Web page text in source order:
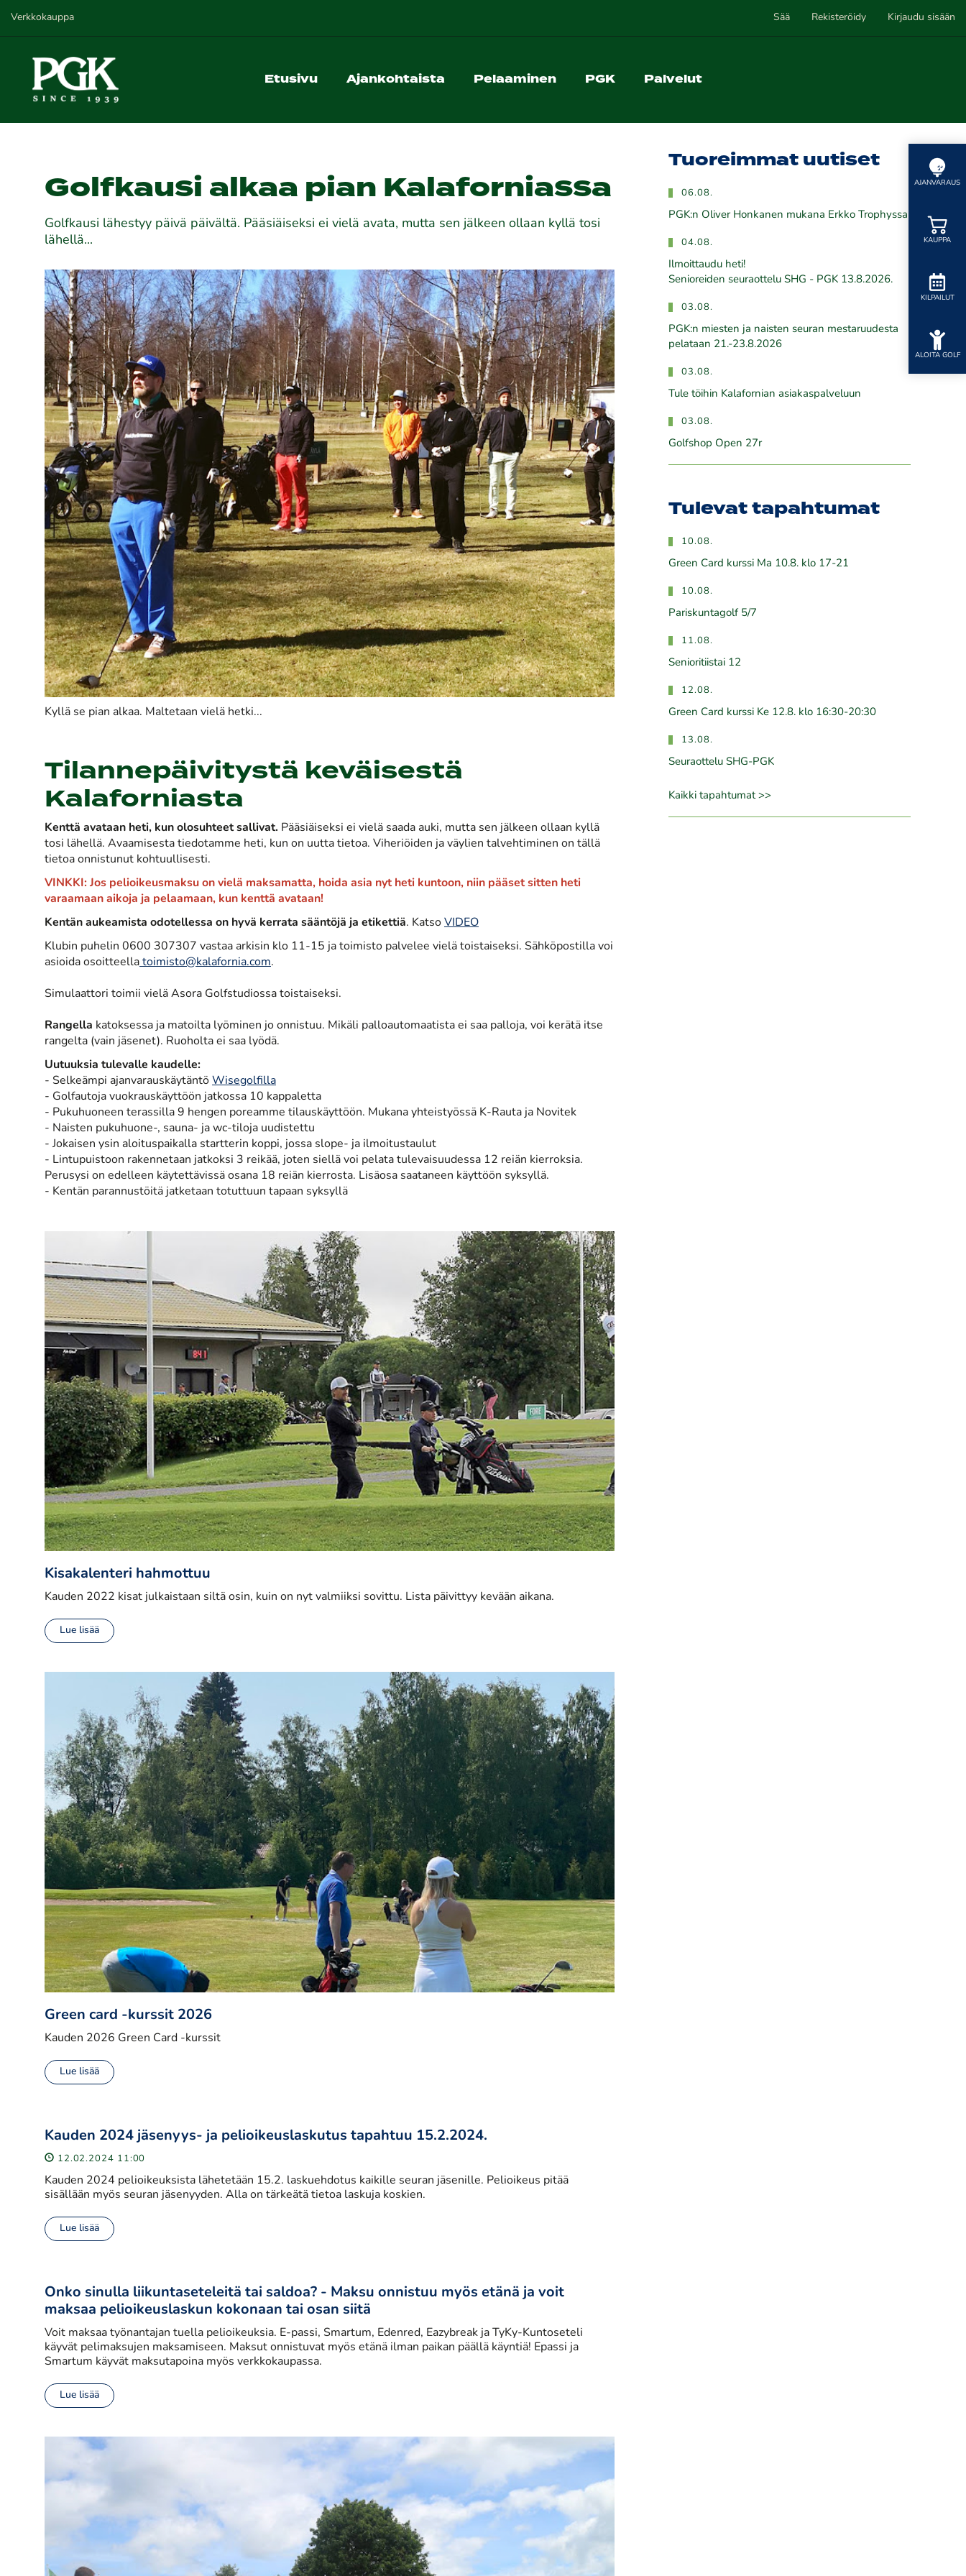
Verkkokauppa Sää Rekisteröidy Kirjaudu sisään
Etusivu Ajankohtaista Pelaaminen PGK Palvelut
AJANVARAUS
KAUPPA
KILPAILUT
ALOITA GOLF
Golfkausi alkaa pian Kalaforniassa
Golfkausi lähestyy päivä päivältä. Pääsiäiseksi ei vielä avata, mutta sen jälkeen ollaan kyllä tosi
lähellä...
Kyllä se pian alkaa. Maltetaan vielä hetki...
Tilannepäivitystä keväisestä
Kalaforniasta
Kenttä avataan heti, kun olosuhteet sallivat. Pääsiäiseksi ei vielä saada auki, mutta sen jälkeen ollaan kyllä
tosi lähellä. Avaamisesta tiedotamme heti, kun on uutta tietoa. Viheriöiden ja väylien talvehtiminen on tällä
tietoa onnistunut kohtuullisesti.
VINKKI: Jos pelioikeusmaksu on vielä maksamatta, hoida asia nyt heti kuntoon, niin pääset sitten heti
varaamaan aikoja ja pelaamaan, kun kenttä avataan!
Kentän aukeamista odotellessa on hyvä kerrata sääntöjä ja etikettiä. Katso VIDEO
Klubin puhelin 0600 307307 vastaa arkisin klo 11-15 ja toimisto palvelee vielä toistaiseksi. Sähköpostilla voi
asioida osoitteella toimisto@kalafornia.com.
Simulaattori toimii vielä Asora Golfstudiossa toistaiseksi.
Rangella katoksessa ja matoilta lyöminen jo onnistuu. Mikäli palloautomaatista ei saa palloja, voi kerätä itse
rangelta (vain jäsenet). Ruoholta ei saa lyödä.
Uutuuksia tulevalle kaudelle:
- Selkeämpi ajanvarauskäytäntö Wisegolfilla
- Golfautoja vuokrauskäyttöön jatkossa 10 kappaletta
- Pukuhuoneen terassilla 9 hengen poreamme tilauskäyttöön. Mukana yhteistyössä K-Rauta ja Novitek
- Naisten pukuhuone-, sauna- ja wc-tiloja uudistettu
- Jokaisen ysin aloituspaikalla startterin koppi, jossa slope- ja ilmoitustaulut
- Lintupuistoon rakennetaan jatkoksi 3 reikää, joten siellä voi pelata tulevaisuudessa 12 reiän kierroksia.
Perusysi on edelleen käytettävissä osana 18 reiän kierrosta. Lisäosa saataneen käyttöön syksyllä.
- Kentän parannustöitä jatketaan totuttuun tapaan syksyllä
Kisakalenteri hahmottuu
Kauden 2022 kisat julkaistaan siltä osin, kuin on nyt valmiiksi sovittu. Lista päivittyy kevään aikana.
Lue lisää
Green card -kurssit 2026
Kauden 2026 Green Card -kurssit
Lue lisää
Kauden 2024 jäsenyys- ja pelioikeuslaskutus tapahtuu 15.2.2024.
12.02.2024 11:00
Kauden 2024 pelioikeuksista lähetetään 15.2. laskuehdotus kaikille seuran jäsenille. Pelioikeus pitää
sisällään myös seuran jäsenyyden. Alla on tärkeätä tietoa laskuja koskien.
Lue lisää
Onko sinulla liikuntaseteleitä tai saldoa? - Maksu onnistuu myös etänä ja voit
maksaa pelioikeuslaskun kokonaan tai osan siitä
Voit maksaa työnantajan tuella pelioikeuksia. E-passi, Smartum, Edenred, Eazybreak ja TyKy-Kuntoseteli
käyvät pelimaksujen maksamiseen. Maksut onnistuvat myös etänä ilman paikan päällä käyntiä! Epassi ja
Smartum käyvät maksutapoina myös verkkokaupassa.
Lue lisää
Tuoreimmat uutiset
06.08.
PGK:n Oliver Honkanen mukana Erkko Trophyssa
04.08.
Ilmoittaudu heti!
​​​​​​​Senioreiden seuraottelu SHG - PGK 13.8.2026.
03.08.
PGK:n miesten ja naisten seuran mestaruudesta
pelataan 21.-23.8.2026
03.08.
Tule töihin Kalafornian asiakaspalveluun
03.08.
Golfshop Open 27r
Tulevat tapahtumat
10.08.
Green Card kurssi Ma 10.8. klo 17-21
10.08.
Pariskuntagolf 5/7
11.08.
Senioritiistai 12
12.08.
Green Card kurssi Ke 12.8. klo 16:30-20:30
13.08.
Seuraottelu SHG-PGK
Kaikki tapahtumat >>